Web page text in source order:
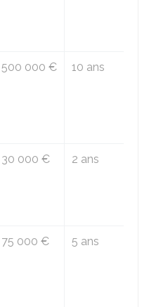
500 000 € 10 ans
30 000 € 2 ans
75 000 € 5 ans